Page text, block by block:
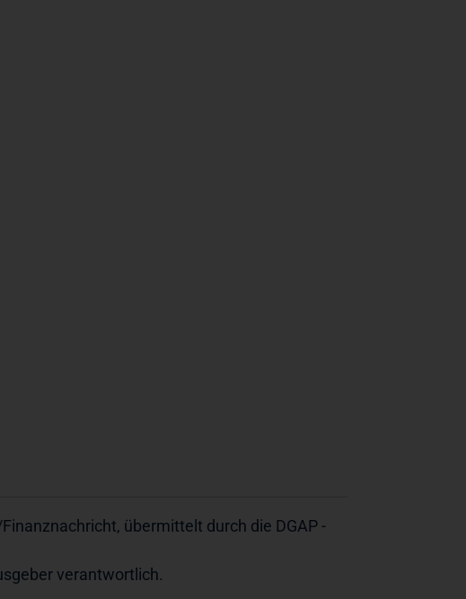
übermittelt durch die DGAP -
verantwortlich.